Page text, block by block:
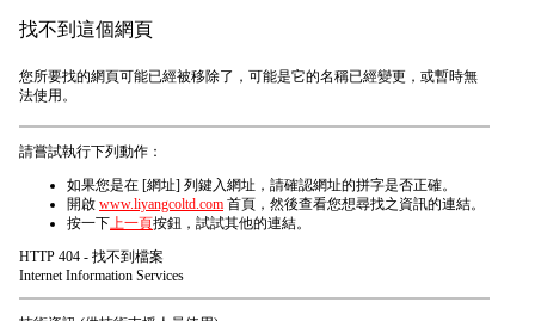
找不到這個網頁
您所要找的網頁可能已經被移除了，可能是它的名稱已經變更，或暫時無
法使用。
請嘗試執行下列動作：
如果您是在 [網址] 列鍵入網址，請確認網址的拼字是否正確。
開啟 www.liyangcoltd.com 首頁，然後查看您想尋找之資訊的連結。
按一下上一頁按鈕，試試其他的連結。
HTTP 404 - 找不到檔案
Internet Information Services